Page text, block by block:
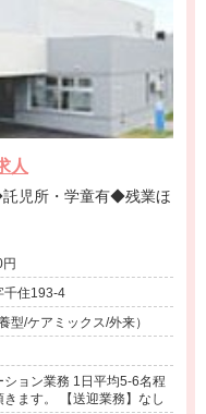
人
円
千住193-4
型/ケアミックス/外来）
ョン業務 1日平均5-6名程
ます。 【送迎業務】なし